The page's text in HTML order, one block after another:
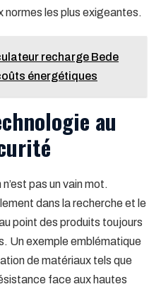
les plus exigeantes.
recharge Bede
énergétiques
au
n’est pas un vain mot.
dans la recherche et le
point des produits toujours
Un exemple emblématique
de matériaux tels que
face aux hautes